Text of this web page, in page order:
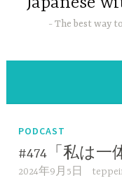
The best way
PODCAST
#474「私は一
2024年9月5日